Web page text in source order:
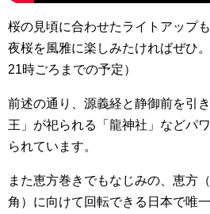
桜の見頃に合わせたライトアップ
夜桜を風雅に楽しみたければぜひ
21時ごろまでの予定）
前述の通り、源義経と静御前を引
王」が祀られる「龍神社」などパ
られています。
また恵方巻きでもなじみの、恵方
角）に向けて回転できる日本で唯